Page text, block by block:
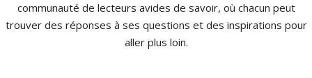
communauté de lecteurs avides de savoir, où chacun peut
trouver des réponses à ses questions et des inspirations pour
aller plus loin.